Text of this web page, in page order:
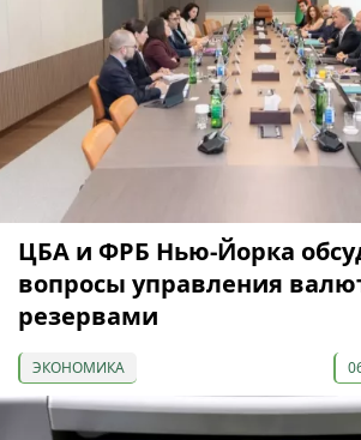
ЦБА и ФРБ Нью-Йорка
вопросы управления
резервами
ЭКОНОМИКА